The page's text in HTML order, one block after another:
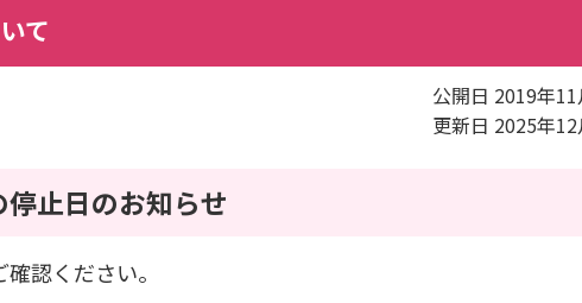
て
公開日 2019年
更新日 2025年
止日のお知らせ
確認ください。